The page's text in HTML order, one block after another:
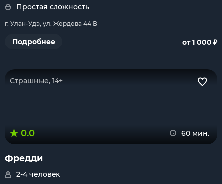
Простая сложность
г. Улан-Удэ, ул. Жердева 44 В
Подробнее от 1 000 ₽
Страшные, 14+
0.0 60 мин.
Фредди
2-4 человек